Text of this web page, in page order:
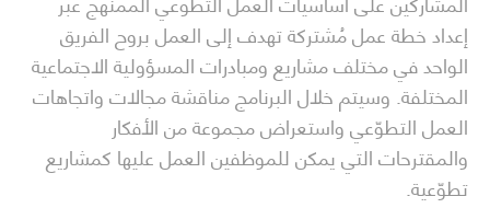
إعداد خطة عمل مُشتركة تهدف إلى العمل بروح الفريق
الواحد في مختلف مشاريع ومبادرات المسؤولية الاجتماعية
المختلفة. وسيتم خلال البرنامج مناقشة مجالات واتجاهات
العمل التطوّعي واستعراض مجموعة من الأفكار
والمقترحات التي يمكن للموظفين العمل عليها كمشاريع
تطوّعية.